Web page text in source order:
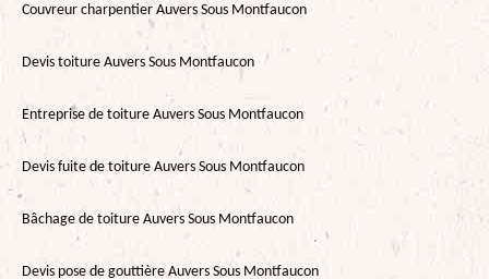
Couvreur charpentier Auvers Sous Montfaucon
Devis toiture Auvers Sous Montfaucon
Entreprise de toiture Auvers Sous Montfaucon
Devis fuite de toiture Auvers Sous Montfaucon
Bâchage de toiture Auvers Sous Montfaucon
Devis pose de gouttière Auvers Sous Montfaucon